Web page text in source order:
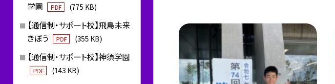
学園
PDF (775 KB)
【通信制・サポート校】飛鳥未来
きぼう
PDF (355 KB)
【通信制・サポート校】神須学園
PDF (143 KB)